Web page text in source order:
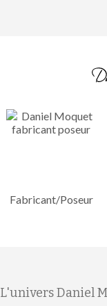
Fabricant/Poseur
L'univers Daniel